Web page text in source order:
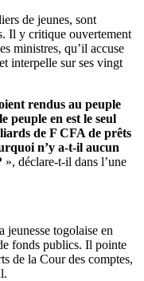
de jeunes, sont
Il y critique ouvertement
ministres, qu’il accuse
interpelle sur ses vingt
rendus au peuple
peuple en est le seul
de F CFA de prêts
n’y a-t-il aucun
», déclare-t-il dans l’une
jeunesse togolaise en
fonds publics. Il pointe
de la Cour des comptes,